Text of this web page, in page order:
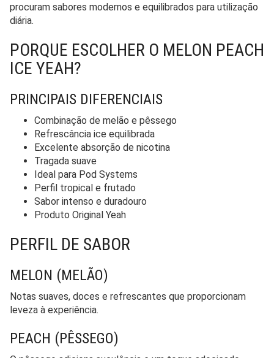
procuram sabores modernos e equilibrados para utilização
diária.
PORQUE ESCOLHER O MELON PEACH
ICE YEAH?
PRINCIPAIS DIFERENCIAIS
Combinação de melão e pêssego
Refrescância ice equilibrada
Excelente absorção de nicotina
Tragada suave
Ideal para Pod Systems
Perfil tropical e frutado
Sabor intenso e duradouro
Produto Original Yeah
PERFIL DE SABOR
MELON (MELÃO)
Notas suaves, doces e refrescantes que proporcionam
leveza à experiência.
PEACH (PÊSSEGO)